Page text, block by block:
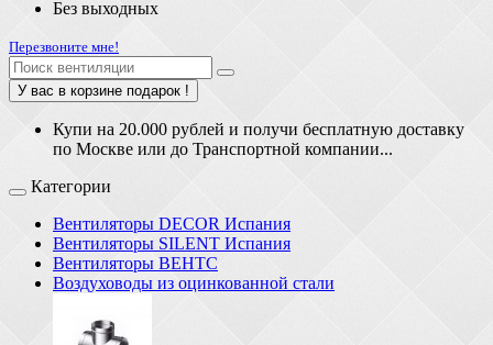
Без выходных
Перезвоните мне!
У вас в корзине подарок !
Купи на 20.000 рублей и получи бесплатную доставку
по Москве или до Транспортной компании...
Категории
Вентиляторы DECOR Испания
Вентиляторы SILENT Испания
Вентиляторы ВЕНТС
Воздуховоды из оцинкованной стали